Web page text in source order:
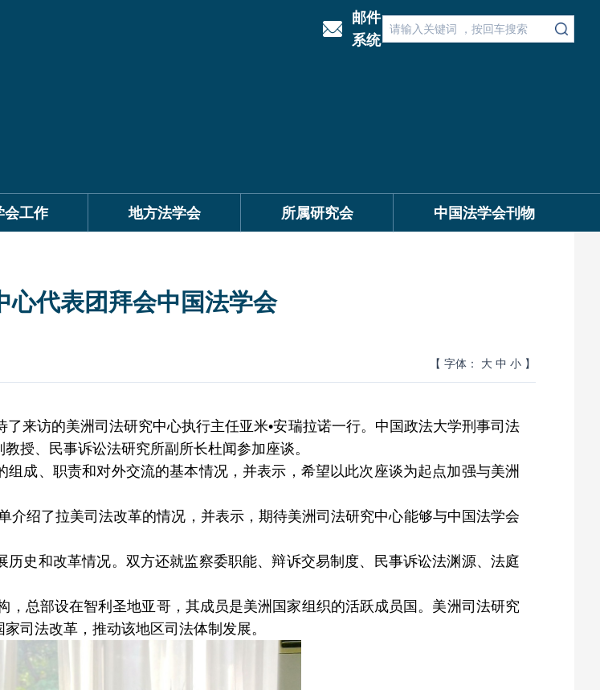
邮件
系统
会工作 地方法学会 所属研究会 中国法学会刊物
心代表团拜会中国法学会
【 字体： 大 中 小 】
来访的美洲司法研究中心执行主任亚米•安瑞拉诺一行。中国政法大学刑事司法
授、民事诉讼法研究所副所长杜闻参加座谈。
成、职责和对外交流的基本情况，并表示，希望以此次座谈为起点加强与美洲
介绍了拉美司法改革的情况，并表示，期待美洲司法研究中心能够与中国法学会
史和改革情况。双方还就监察委职能、辩诉交易制度、民事诉讼法渊源、法庭
总部设在智利圣地亚哥，其成员是美洲国家组织的活跃成员国。美洲司法研究
司法改革，推动该地区司法体制发展。